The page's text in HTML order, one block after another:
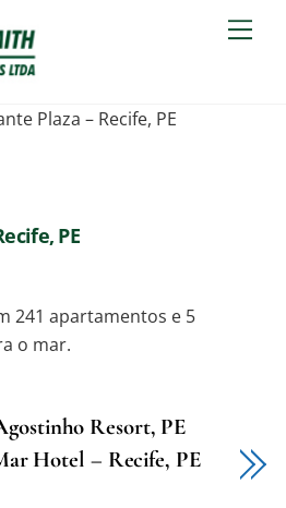
PE
241 apartamentos e 5
o mar.
Resort, PE
Hotel – Recife, PE